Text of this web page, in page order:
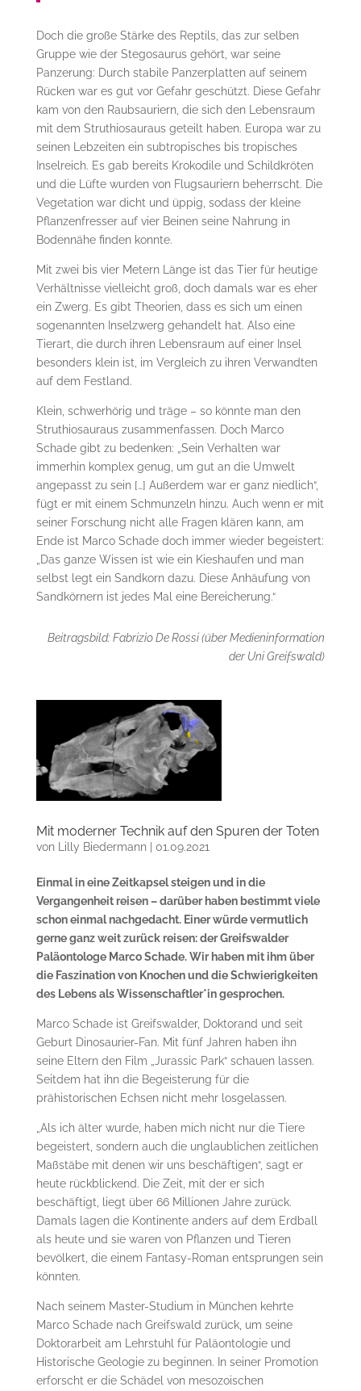
Doch die große Stärke des Reptils, das zur selben
Gruppe wie der Stegosaurus gehört, war seine
Panzerung: Durch stabile Panzerplatten auf seinem
Rücken war es gut vor Gefahr geschützt. Diese Gefahr
kam von den Raubsauriern, die sich den Lebensraum
mit dem Struthiosauraus geteilt haben. Europa war zu
seinen Lebzeiten ein subtropisches bis tropisches
Inselreich. Es gab bereits Krokodile und Schildkröten
und die Lüfte wurden von Flugsauriern beherrscht. Die
Vegetation war dicht und üppig, sodass der kleine
Pflanzenfresser auf vier Beinen seine Nahrung in
Bodennähe finden konnte.
Mit zwei bis vier Metern Länge ist das Tier für heutige
Verhältnisse vielleicht groß, doch damals war es eher
ein Zwerg. Es gibt Theorien, dass es sich um einen
sogenannten Inselzwerg gehandelt hat. Also eine
Tierart, die durch ihren Lebensraum auf einer Insel
besonders klein ist, im Vergleich zu ihren Verwandten
auf dem Festland.
Klein, schwerhörig und träge – so könnte man den
Struthiosauraus zusammenfassen. Doch Marco
Schade gibt zu bedenken: „Sein Verhalten war
immerhin komplex genug, um gut an die Umwelt
angepasst zu sein […] Außerdem war er ganz niedlich“,
fügt er mit einem Schmunzeln hinzu. Auch wenn er mit
seiner Forschung nicht alle Fragen klären kann, am
Ende ist Marco Schade doch immer wieder begeistert:
„Das ganze Wissen ist wie ein Kieshaufen und man
selbst legt ein Sandkorn dazu. Diese Anhäufung von
Sandkörnern ist jedes Mal eine Bereicherung.“
Beitragsbild: Fabrizio De Rossi (über Medieninformation
der Uni Greifswald)
Mit moderner Technik auf den Spuren der Toten
von Lilly Biedermann| 01.09.2021
Einmal in eine Zeitkapsel steigen und in die
Vergangenheit reisen – darüber haben bestimmt viele
schon einmal nachgedacht. Einer würde vermutlich
gerne ganz weit zurück reisen: der Greifswalder
Paläontologe Marco Schade. Wir haben mit ihm über
die Faszination von Knochen und die Schwierigkeiten
des Lebens als Wissenschaftler*in gesprochen.
Marco Schade ist Greifswalder, Doktorand und seit
Geburt Dinosaurier-Fan. Mit fünf Jahren haben ihn
seine Eltern den Film „Jurassic Park“ schauen lassen.
Seitdem hat ihn die Begeisterung für die
prähistorischen Echsen nicht mehr losgelassen.
„Als ich älter wurde, haben mich nicht nur die Tiere
begeistert, sondern auch die unglaublichen zeitlichen
Maßstäbe mit denen wir uns beschäftigen“, sagt er
heute rückblickend. Die Zeit, mit der er sich
beschäftigt, liegt über 66 Millionen Jahre zurück.
Damals lagen die Kontinente anders auf dem Erdball
als heute und sie waren von Pflanzen und Tieren
bevölkert, die einem Fantasy-Roman entsprungen sein
könnten.
Nach seinem Master-Studium in München kehrte
Marco Schade nach Greifswald zurück, um seine
Doktorarbeit am Lehrstuhl für Paläontologie und
Historische Geologie zu beginnen. In seiner Promotion
erforscht er die Schädel von mesozoischen